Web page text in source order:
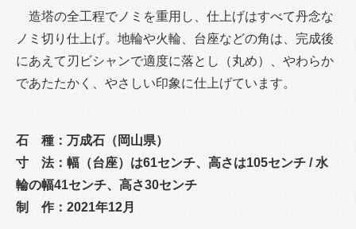
造塔の全工程でノミを重用し、仕上げはすべて丹念な
ノミ切り仕上げ。地輪や火輪、台座などの角は、完成後
にあえて刃ビシャンで適度に落とし（丸め）、やわらか
であたたかく、やさしい印象に仕上げています。
石 種：万成石（岡山県）
寸 法：幅（台座）は61センチ、高さは105センチ / 水
輪の幅41センチ、高さ30センチ
制 作：2021年12月